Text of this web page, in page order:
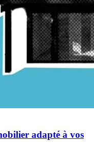
adapté à vos